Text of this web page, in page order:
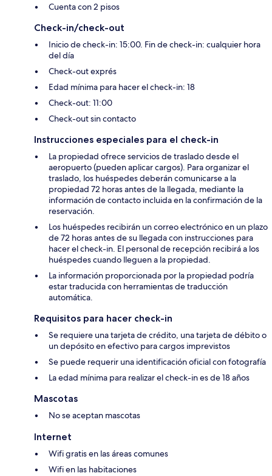
Cuenta con 2 pisos
Check-in/check-out
Inicio de check-in: 15:00. Fin de check-in: cualquier hora
del día
Check-out exprés
Edad mínima para hacer el check-in: 18
Check-out: 11:00
Check-out sin contacto
Instrucciones especiales para el check-in
La propiedad ofrece servicios de traslado desde el
aeropuerto (pueden aplicar cargos). Para organizar el
traslado, los huéspedes deberán comunicarse a la
propiedad 72 horas antes de la llegada, mediante la
información de contacto incluida en la confirmación de la
reservación.
Los huéspedes recibirán un correo electrónico en un plazo
de 72 horas antes de su llegada con instrucciones para
hacer el check-in. El personal de recepción recibirá a los
huéspedes cuando lleguen a la propiedad.
La información proporcionada por la propiedad podría
estar traducida con herramientas de traducción
automática.
Requisitos para hacer check-in
Se requiere una tarjeta de crédito, una tarjeta de débito o
un depósito en efectivo para cargos imprevistos
Se puede requerir una identificación oficial con fotografía
La edad mínima para realizar el check-in es de 18 años
Mascotas
No se aceptan mascotas
Internet
Wifi gratis en las áreas comunes
Wifi en las habitaciones